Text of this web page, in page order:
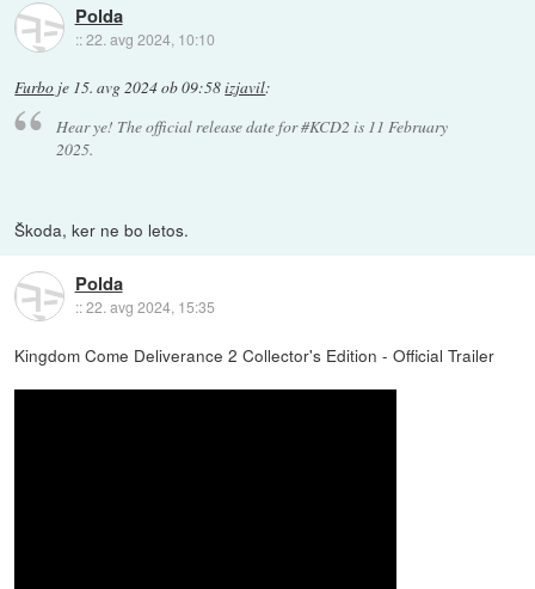
Polda
::22. avg 2024, 10:10
Furbo je 15. avg 2024 ob 09:58izjavil:
Hear ye! The official release date for #KCD2 is 11 February
2025.
Škoda, ker ne bo letos.
Polda
::22. avg 2024, 15:35
Kingdom Come Deliverance 2 Collector's Edition - Official Trailer